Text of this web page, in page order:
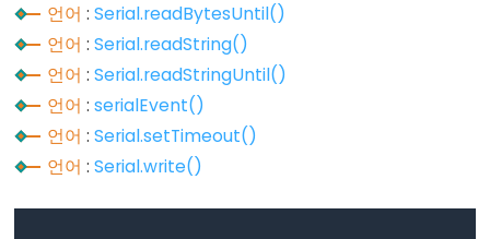
String
Operators
String
+=
붙
언어 :Serial.readBytesUntil()
언어 :Serial.readString()
언어 :Serial.readStringUntil()
언어 :serialEvent()
언어 :Serial.setTimeout()
언어 :Serial.write()